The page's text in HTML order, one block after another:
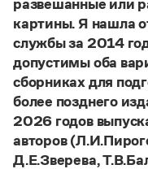
Словари русского языка
Справочники
Правила русской
Русский язык. Краткий
для школьников
Письмовник
Управление в
Словарь русских
Словарь
Правила
(1956)
развешанные или
картины. Я нашла
службы за 2014
допустимы оба
сборниках для
более позднего
2026 годов
авторов
Д.Е.Зверева,